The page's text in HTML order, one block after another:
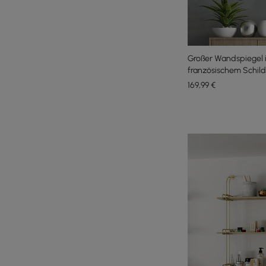
Großer
französischem
Jahrhundert,
169,99€